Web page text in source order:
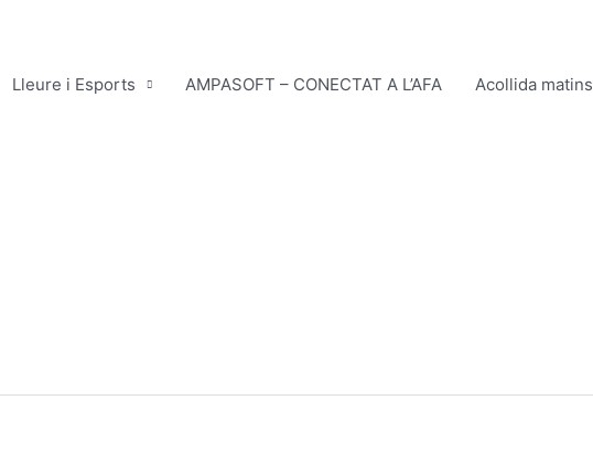
Lleure i Esports AMPASOFT – CONECTAT A L’AFA Acollida matins